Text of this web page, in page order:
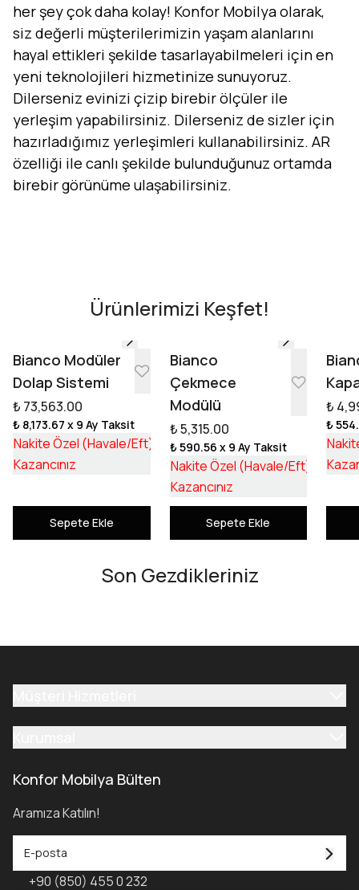
her şey çok daha kolay! Konfor Mobilya olarak,
siz değerli müşterilerimizin yaşam alanlarını
hayal ettikleri şekilde tasarlayabilmeleri için en
yeni teknolojileri hizmetinize sunuyoruz.
Dilerseniz evinizi çizip birebir ölçüler ile
yerleşim yapabilirsiniz. Dilerseniz de sizler için
hazırladığımız yerleşimleri kullanabilirsiniz. AR
özelliği ile canlı şekilde bulunduğunuz ortamda
birebir görünüme ulaşabilirsiniz.
Tasarıma Başla
Ürünlerimizi Keşfet!
Bianco Modüler
Dolap Sistemi
₺ 73,563.00
₺ 8,173.67 x 9 Ay Taksit
Nakite Özel (Havale/Eft) ₺ 55,253.17
Kazancınız ₺ 18,309.83
Sepete Ekle
Bianco
Çekmece
Modülü
₺ 5,315.00
₺ 590.56 x 9 Ay Taksit
Nakite Özel (Havale/Eft) ₺
Kazancınız
Sepete Ekle
₺
₺
Son Gezdikleriniz
Konfor Mobilya Bülten
Aramıza Katılın!
+90 (850) 455 0 232